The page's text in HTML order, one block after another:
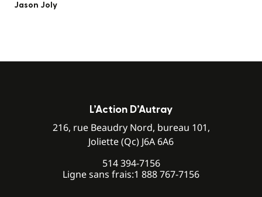
Jason Joly
L’Action D’Autray
216, rue Beaudry Nord, bureau 101,
Joliette (Qc) J6A 6A6
514 394-7156
Ligne sans frais:1 888 767-7156